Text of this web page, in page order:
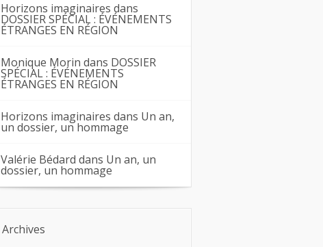
Horizons imaginaires dans
DOSSIER SPÉCIAL : ÉVÉNEMENTS
ÉTRANGES EN RÉGION
Monique Morin dans DOSSIER
SPÉCIAL : ÉVÉNEMENTS
ÉTRANGES EN RÉGION
Horizons imaginaires dans Un an,
un dossier, un hommage
Valérie Bédard dans Un an, un
dossier, un hommage
Archives